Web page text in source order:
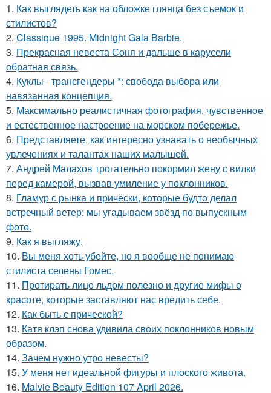
1. Как выглядеть как на обложке глянца без съемок и
стилистов?
2. Classique 1995. Midnight Gala Barbie.
3. Прекрасная невеста Соня и дальше в карусели
обратная связь.
4. Куклы - трансгендеры *: свобода выбора или
навязанная концепция.
5. Максимально реалистичная фотография, чувственное
и естественное настроение на морском побережье.
6. Представляете, как интересно узнавать о необычных
увлечениях и талантах наших малышей.
7. Андрей Малахов трогательно покормил жену с вилки
перед камерой, вызвав умиление у поклонников.
8. Гламур с рынка и причёски, которые будто делал
встречный ветер: мы угадываем звёзд по выпускным
фото.
9. Как я выгляжу.
10. Вы меня хоть убейте, но я вообще не понимаю
стилиста селены Гомес.
11. Протирать лицо льдом полезно и другие мифы о
красоте, которые заставляют нас вредить себе.
12. Как быть с прической?
13. Катя клэп снова удивила своих поклонников новым
образом.
14. Зачем нужно утро невесты?
15. У меня нет идеальной фигуры и плоского живота.
16. Malvie Beauty Edition 107 April 2026.